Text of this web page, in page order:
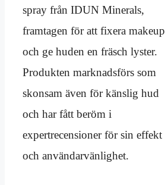
spray från IDUN Minerals,
framtagen för att fixera makeup
och ge huden en fräsch lyster.
Produkten marknadsförs som
skonsam även för känslig hud
och har fått beröm i
expertrecensioner för sin effekt
och användarvänlighet.